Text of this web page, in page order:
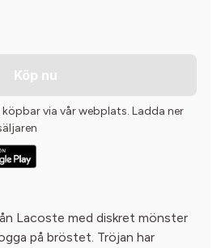
Köp nu
via vår webplats. Ladda ner
Lacoste med diskret mönster
på bröstet. Tröjan har